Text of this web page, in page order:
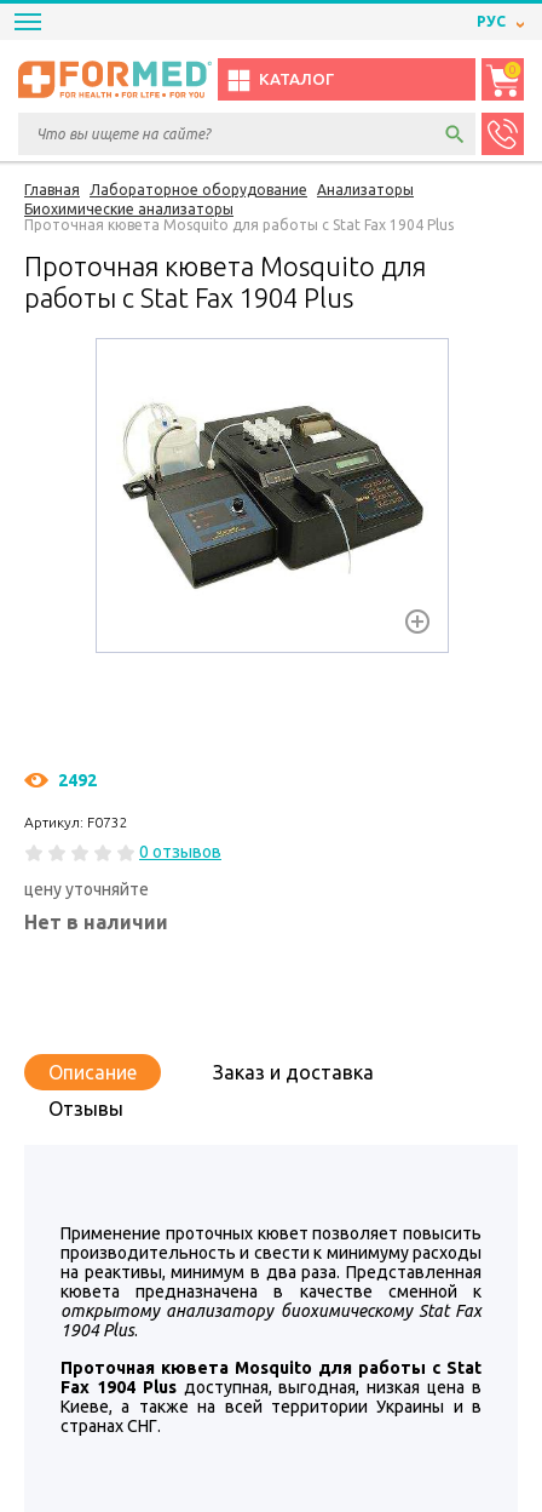
РУС
КАТАЛОГ
0
Главная Лабораторное оборудование
Анализаторы
Биохимические анализаторы
Проточная кювета Mosquito для работы с Stat Fax 1904 Plus
Проточная кювета Mosquito для
работы с Stat Fax 1904 Plus
2492
Артикул: F0732
0 отзывов
цену уточняйте
Нет в наличии
Описание
Заказ и доставка
Отзывы
Применение проточных кювет позволяет повысить
производительность и свести к минимуму расходы
на реактивы, минимум в два раза. Представленная
кювета предназначена в качестве сменной к
открытому анализатору биохимическому Stat Fax
1904 Plus.
Проточная кювета Mosquito для работы с Stat
Fax 1904 Plus доступная, выгодная, низкая цена в
Киеве, а также на всей территории Украины и в
странах СНГ.